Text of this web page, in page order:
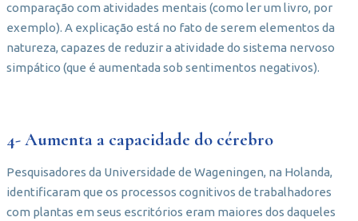
comparação com atividades mentais (como ler um livro, por
exemplo). A explicação está no fato de serem elementos da
natureza, capazes de reduzir a atividade do sistema nervoso
simpático (que é aumentada sob sentimentos negativos).
4- Aumenta a capacidade do cérebro
Pesquisadores da Universidade de Wageningen, na Holanda,
identificaram que os processos cognitivos de trabalhadores
com plantas em seus escritórios eram maiores dos daqueles